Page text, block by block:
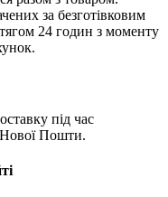
за безготівковим
24 годин з моменту
під час
Нової Пошти.